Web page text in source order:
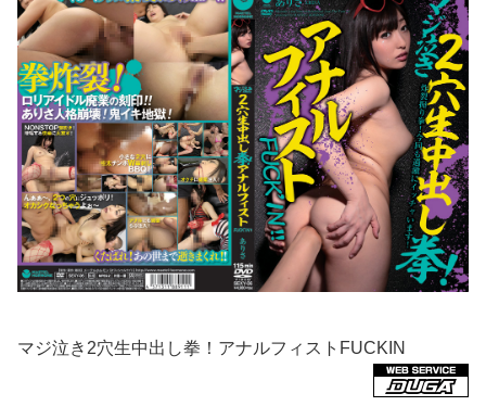
マジ泣き2穴生中出し拳！アナルフィストFUCKIN